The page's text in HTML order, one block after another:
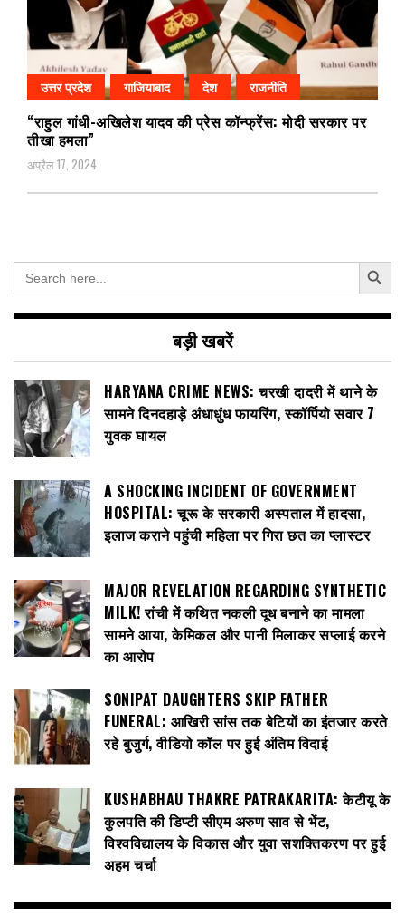
उत्तर प्रदेश गाजियाबाद देश राजनीति
“राहुल गांधी-अखिलेश यादव की प्रेस कॉन्फ्रेंस: मोदी सरकार पर
तीखा हमला”
अप्रैल 17, 2024
Search
for:
Search Button
बड़ी खबरें
HARYANA CRIME NEWS: चरखी दादरी में थाने के
सामने दिनदहाड़े अंधाधुंध फायरिंग, स्कॉर्पियो सवार 7
युवक घायल
A SHOCKING INCIDENT OF GOVERNMENT
HOSPITAL: चूरू के सरकारी अस्पताल में हादसा,
इलाज कराने पहुंची महिला पर गिरा छत का प्लास्टर
MAJOR REVELATION REGARDING SYNTHETIC
MILK! रांची में कथित नकली दूध बनाने का मामला
सामने आया, केमिकल और पानी मिलाकर सप्लाई करने
का आरोप
SONIPAT DAUGHTERS SKIP FATHER
FUNERAL: आखिरी सांस तक बेटियों का इंतजार करते
रहे बुजुर्ग, वीडियो कॉल पर हुई अंतिम विदाई
KUSHABHAU THAKRE PATRAKARITA: केटीयू के
कुलपति की डिप्टी सीएम अरुण साव से भेंट,
विश्वविद्यालय के विकास और युवा सशक्तिकरण पर हुई
अहम चर्चा